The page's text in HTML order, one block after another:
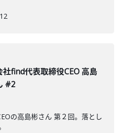
社find代表取締役CEO 高島
#2
の高島彬さん 第２回。落とし